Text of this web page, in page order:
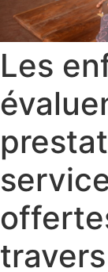
Les